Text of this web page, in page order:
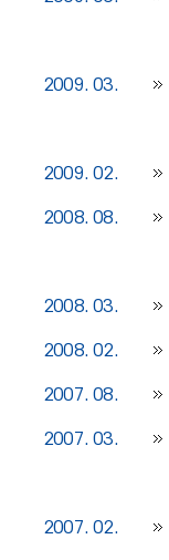
2009. 03.
2009. 02.
2008. 08.
2008. 03.
2008. 02.
2007. 08.
2007. 03.
2007. 02.